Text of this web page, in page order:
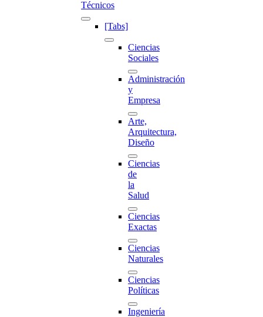
Técnicos
[Tabs]
Ciencias
Sociales
Administración
y
Empresa
Arte,
Arquitectura,
Diseño
Ciencias
de
la
Salud
Ciencias
Exactas
Ciencias
Naturales
Ciencias
Políticas
Ingeniería